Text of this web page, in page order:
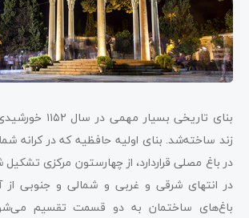
بنای تاریخی
زند ساخته‌شد. بنای اولیه حافظیه که در کرانه
در باغ مصلی قراردارد، از چهارستون مرکزی
در انتهای شرقی و غربی و شمالی و جنوبی از
باغ‌های ساختمان به دو قسمت تقسیم